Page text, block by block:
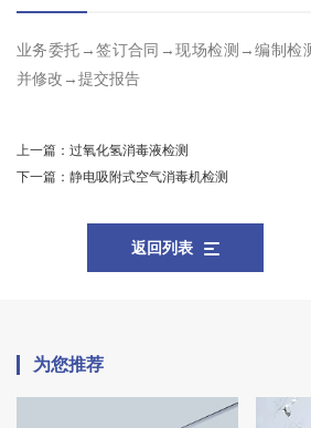
业务委托→签订合同→现场检测→编制检
并修改→提交报告
上一篇： 过氧化氢消毒液检测
下一篇： 静电吸附式空气消毒机检测
返回列表
为您推荐